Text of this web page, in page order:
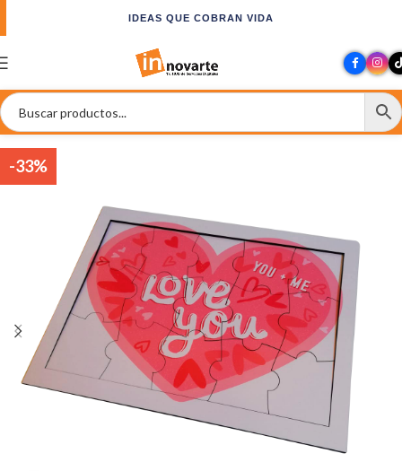
IDEAS QUE COBRAN VIDA
-33%